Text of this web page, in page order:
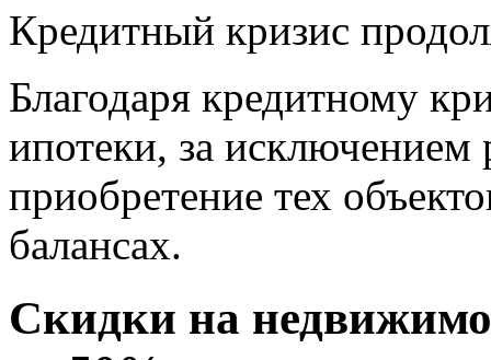
Кредитный кризис
Благодаря кредитному
ипотеки, за исключением
приобретение тех
балансах.
Скидки на